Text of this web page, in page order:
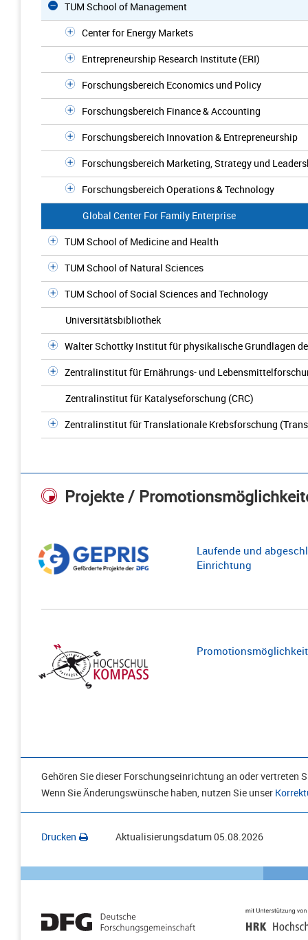
TUM School of Management
Center for Energy Markets
Entrepreneurship Research Institute (ERI)
Forschungsbereich Economics und Policy
Forschungsbereich Finance & Accounting
Forschungsbereich Innovation & Entrepreneurship
Forschungsbereich Marketing, Strategy und
Forschungsbereich Operations & Technology
Global Center For Family Enterprise
TUM School of Medicine and Health
TUM School of Natural Sciences
TUM School of Social Sciences and Technology
Universitätsbibliothek
Walter Schottky Institut für physikalische Grundlagen
Zentralinstitut für Ernährungs- und
Zentralinstitut für Katalyseforschung (CRC)
Zentralinstitut für Translationale Krebsforschung
Projekte /
Laufende und
Einrichtung
Gehören Sie dieser Forschungseinrichtung an oder vertreten
Wenn Sie Änderungswünsche haben, nutzen Sie unser
Drucken Aktualisierungsdatum05.08.2026